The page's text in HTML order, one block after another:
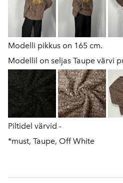
Modelli pikkus on 165 cm.
Modellil on seljas Taupe värvi
Piltidel värvid -
*must, Taupe, Off White